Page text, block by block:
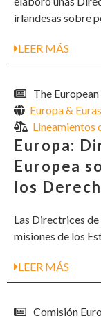
irlandesas sobre
LEER MÁS
The
Europa &
Lineamientos
Europa:
Europea
los
Las Directrices
misiones de los
LEER MÁS
Comisión